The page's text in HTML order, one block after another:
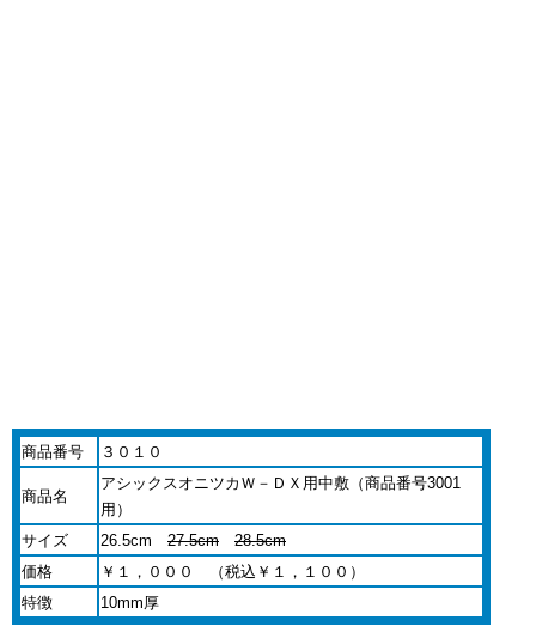
商品番号 ３０１０
商品名
アシックスオニツカＷ－ＤＸ用中敷（商品番号3001
用）
サイズ
26.5cm 27.5cm
28.5cm
価格
￥１，０００ （税込￥１，１００）
特徴
10mm厚